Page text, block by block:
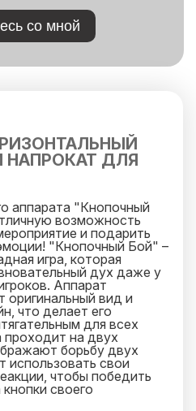
со мной
ДЛЯ
аппарата "Кнопочный
возможность
и подарить
"Кнопочный Бой" –
игра, которая
дух даже у
Аппарат
вид и
что делает его
для всех
проходит на двух
борьбу двух
использовать свои
чтобы победить
своего